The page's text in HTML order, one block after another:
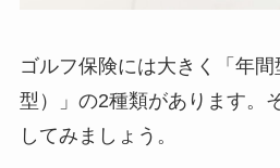
ゴルフ保険には大きく「年
型）」の2種類があります。
してみましょう。